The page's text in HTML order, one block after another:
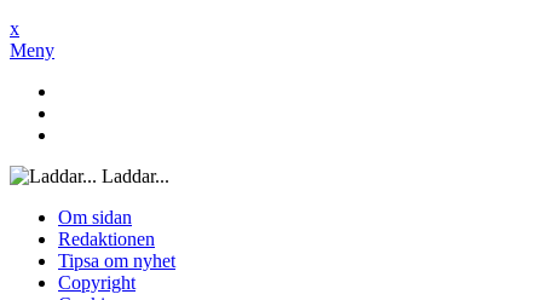
x
Meny
Laddar...
Om sidan
Redaktionen
Tipsa om nyhet
Copyright